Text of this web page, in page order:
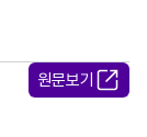
원문보기